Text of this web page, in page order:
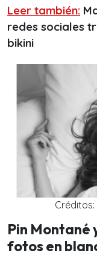
Leer también:
redes sociales
bikini
Pin Montané
fotos en